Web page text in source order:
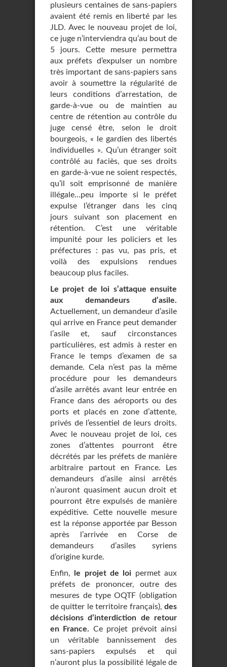
plusieurs centaines de sans-papiers
avaient été remis en liberté par les
JLD. Avec le nouveau projet de loi,
ce juge n’interviendra qu’au bout de
5 jours. Cette mesure permettra
aux préfets d’expulser un nombre
très important de sans-papiers sans
avoir à soumettre la régularité de
leurs conditions d’arrestation, de
garde-à-vue ou de maintien au
centre de rétention au contrôle du
juge censé être, selon le droit
bourgeois, « le gardien des libertés
individuelles ». Qu’un étranger soit
contrôlé au faciès, que ses droits
en garde-à-vue ne soient respectés,
qu’il soit emprisonné de manière
illégale…peu importe si le préfet
expulse l’étranger dans les cinq
jours suivant son placement en
rétention. C’est une véritable
impunité pour les policiers et les
préfectures : pas vu, pas pris, et
voilà des expulsions rendues
beaucoup plus faciles.
Le projet de loi s’attaque ensuite
aux demandeurs d’asile.
Actuellement, un demandeur d’asile
qui arrive en France peut demander
l’asile et, sauf circonstances
particulières, est admis à rester en
France le temps d’examen de sa
demande. Cela n’est pas la même
procédure pour les demandeurs
d’asile arrêtés avant leur entrée en
France dans des aéroports ou des
ports et placés en zone d’attente,
privés de l’essentiel de leurs droits.
Avec le nouveau projet de loi, ces
zones d’attentes pourront être
décrétés par les préfets de manière
arbitraire partout en France. Les
demandeurs d’asile ainsi arrêtés
n’auront quasiment aucun droit et
pourront être expulsés de manière
expéditive. Cette nouvelle mesure
est la réponse apportée par Besson
après l’arrivée en Corse de
demandeurs d’asiles syriens
d’origine kurde.
Enfin,
le projet de loi permet aux
préfets de prononcer, outre des
mesures de type OQTF (obligation
de quitter le territoire français), des
décisions d’interdiction de retour
en France. Ce projet prévoit ainsi
un véritable bannissement des
sans-papiers expulsés et qui
n’auront plus la possibilité légale de